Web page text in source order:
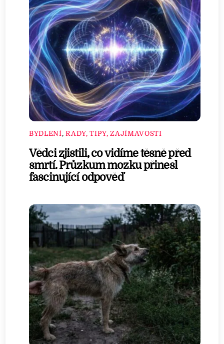
BYDLENÍ,RADY, TIPY, ZAJÍMAVOSTI
Vědci zjistili, co vidíme těsně před
smrtí. Průzkum mozku přinesl
fascinující odpověď